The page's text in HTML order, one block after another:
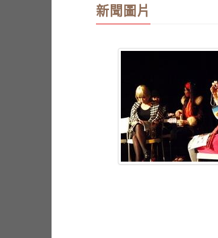
新聞圖片